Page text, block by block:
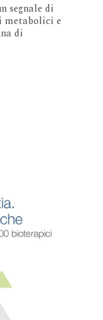
segnale di
metabolici e
di